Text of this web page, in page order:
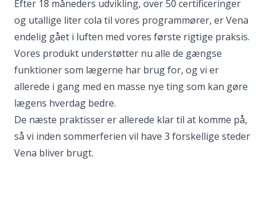
Efter 18 måneders udvikling, over 50 certificeringer
og utallige liter cola til vores programmører, er Vena
endelig gået i luften med vores første rigtige praksis.
Vores produkt understøtter nu alle de gængse
funktioner som lægerne har brug for, og vi er
allerede i gang med en masse nye ting som kan gøre
lægens hverdag bedre.
De næste praktisser er allerede klar til at komme på,
så vi inden sommerferien vil have 3 forskellige steder
Vena bliver brugt.